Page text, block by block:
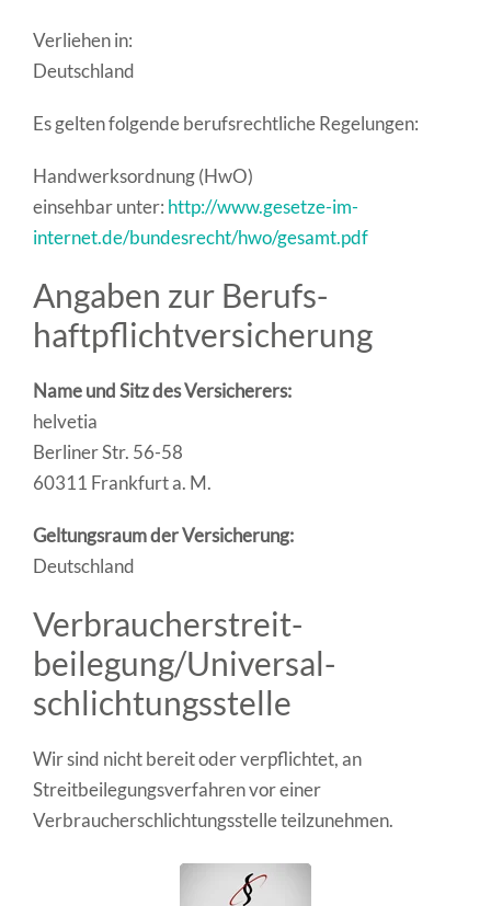
Verliehen in:
Deutschland
Es gelten folgende berufsrechtliche Regelungen:
Handwerksordnung (HwO)
einsehbar unter: http://www.gesetze-im-
internet.de/bundesrecht/hwo/gesamt.pdf
Angaben zur Berufs­
haftpflicht­versicherung
Name und Sitz des Versicherers:
helvetia
Berliner Str. 56-58
60311 Frankfurt a. M.
Geltungsraum der Versicherung:
Deutschland
Verbraucher­streit­
beilegung/Universal­
schlichtungs­stelle
Wir sind nicht bereit oder verpflichtet, an
Streitbeilegungsverfahren vor einer
Verbraucherschlichtungsstelle teilzunehmen.